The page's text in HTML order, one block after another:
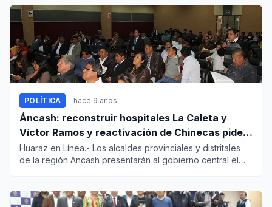
POLÍTICA hace 9 años
Áncash: reconstruir hospitales La Caleta y
Víctor Ramos y reactivación de Chinecas piden
alcaldes
Huaraz en Línea.- Los alcaldes provinciales y distritales
de la región Ancash presentarán al gobierno central el